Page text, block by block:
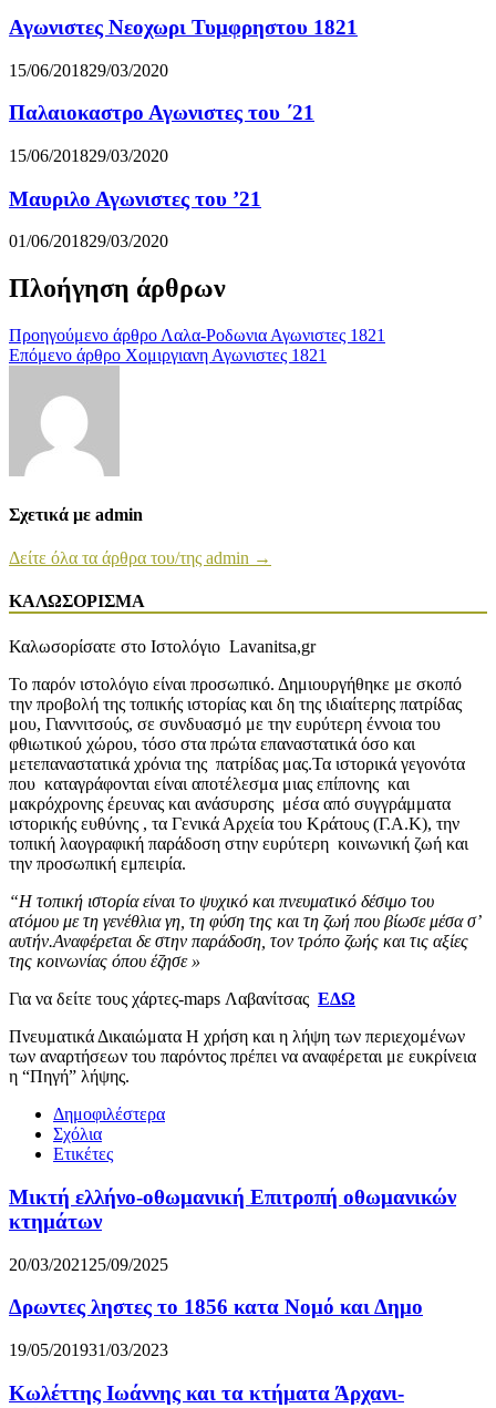
Αγωνιστες Νεοχωρι Τυμφρηστου 1821
15/06/201829/03/2020
Παλαιοκαστρο Αγωνιστες του ΄21
15/06/201829/03/2020
Μαυριλο Αγωνιστες του ’21
01/06/201829/03/2020
Πλοήγηση άρθρων
Προηγούμενο άρθρο Λαλα-Ροδωνια Αγωνιστες 1821
Επόμενο άρθρο Χομιργιανη Αγωνιστες 1821
Σχετικά με admin
Δείτε όλα τα άρθρα του/της admin →
ΚΑΛΩΣΟΡΙΣΜΑ
Καλωσορίσατε στο Ιστολόγιο Lavanitsa,gr
Το παρόν ιστολόγιο είναι προσωπικό. Δημιουργήθηκε με σκοπό
την προβολή της τοπικής ιστορίας και δη της ιδιαίτερης πατρίδας
μου, Γιαννιτσούς, σε συνδυασμό με την ευρύτερη έννοια του
φθιωτικού χώρου, τόσο στα πρώτα επαναστατικά όσο και
μετεπαναστατικά χρόνια της πατρίδας μας.Τα ιστορικά γεγονότα
που καταγράφονται είναι αποτέλεσμα μιας επίπονης και
μακρόχρονης έρευνας και ανάσυρσης μέσα από συγγράμματα
ιστορικής ευθύνης , τα Γενικά Αρχεία του Κράτους (Γ.Α.Κ), την
τοπική λαογραφική παράδοση στην ευρύτερη κοινωνική ζωή και
την προσωπική εμπειρία.
“Η τοπική ιστορία είναι το ψυχικό και πνευματικό δέσιμο του
ατόμου με τη γενέθλια γη, τη φύση της και τη ζωή που βίωσε μέσα σ’
αυτήν.Αναφέρεται δε στην παράδοση, τον τρόπο ζωής και τις αξίες
της κοινωνίας όπου έζησε »
Για να δείτε τους χάρτες-maps Λαβανίτσας ΕΔΩ
Πνευματικά Δικαιώματα Η χρήση και η λήψη των περιεχομένων
των αναρτήσεων του παρόντος πρέπει να αναφέρεται με ευκρίνεια
η “Πηγή” λήψης.
Δημοφιλέστερα
Σχόλια
Ετικέτες
Μικτή ελλήνο-οθωμανική Επιτροπή οθωμανικών
κτημάτων
20/03/2021 25/09/2025
Δρωντες ληστες το 1856 κατα Νομό και Δημο
19/05/201931/03/2023
Κωλέττης Ιωάννης και τα κτήματα Άρχανι-